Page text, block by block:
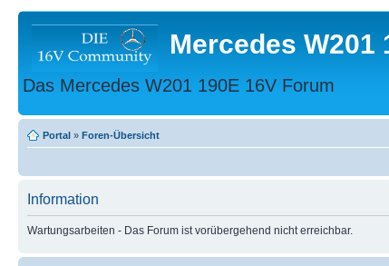
Mercedes W201
Das Mercedes W201 190E 16V Forum
Portal » Foren-Übersicht
Information
Wartungsarbeiten - Das Forum ist vorübergehend nicht erreichbar.